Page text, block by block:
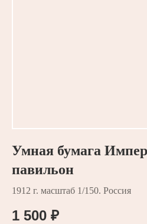
Умная бумага
павильон
1912 г. масштаб 1/150. Россия
1 500 ₽